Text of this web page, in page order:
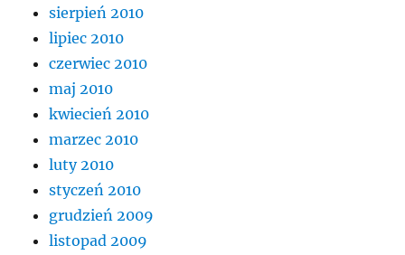
sierpień 2010
lipiec 2010
czerwiec 2010
maj 2010
kwiecień 2010
marzec 2010
luty 2010
styczeń 2010
grudzień 2009
listopad 2009